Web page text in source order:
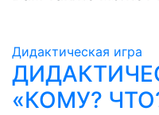
Дидактическая игра
«КОМУ?